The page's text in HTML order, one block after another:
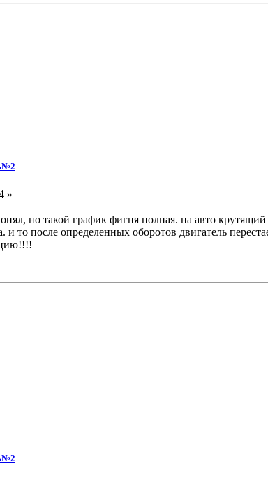
»
но такой график фигня полная. на авто
то после определенных оборотов двигатель